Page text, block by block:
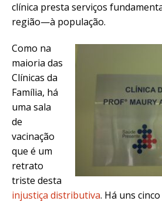
clínica presta serviços
região—à população.
Como na
maioria das
Clínicas da
Família, há
uma sala
de
vacinação
que é um
retrato
triste desta
injustiça distributiva. Há uns